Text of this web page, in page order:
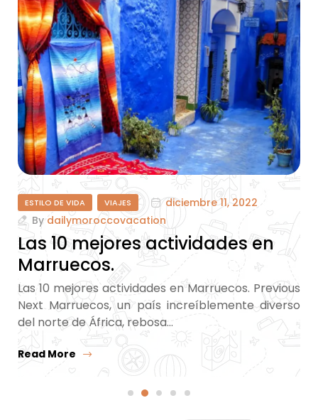
ESTILO DE VIDA VIAJES
diciembre 11, 2022
Bydailymoroccovacation
Las 10 mejores actividades en
Marruecos.
Las 10 mejores actividades en Marruecos. Previous
Next Marruecos, un país increíblemente diverso
del norte de África, rebosa…
Read More